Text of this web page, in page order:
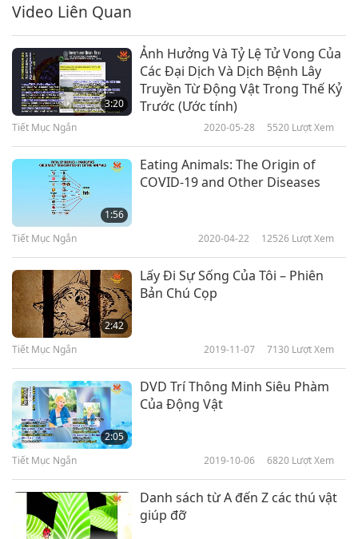
4
1:08
Tiết Mục Ngắn 2017-10-10 3475 Lượt Xem
5
1:27
Áo quốc: Đạo luật Liên bang về
Bảo vệ Động vật
Tiết Mục Ngắn 2017-10-10 3276Lượt Xem
6
1:08
Tiết Mục Ngắn 2017-10-10 3148 Lượt Xem
7
1:07
các Quốc gia Ả Rập Vùng Vịnh
Tiết Mục Ngắn 2017-10-10 3226Lượt Xem
8
1:25
Tiết Mục Ngắn 2017-10-10 3280Lượt Xem
Video Liên Quan
3:20
Ảnh Hưởng Và Tỷ Lệ Tử Vong Của
Các Đại Dịch Và Dịch Bệnh Lây
Truyền Từ Động Vật Trong Thế Kỷ
Trước (Ước tính)
Tiết Mục Ngắn 2020-05-28 5520 Lượt Xem
1:56
Eating Animals: The Origin of
COVID-19 and Other Diseases
Tiết Mục Ngắn 2020-04-22 12526 Lượt Xem
2:42
Lấy Đi Sự Sống Của Tôi – Phiên
Bản Chú Cọp
Tiết Mục Ngắn 2019-11-07 7130 Lượt Xem
2:05
DVD Trí Thông Minh Siêu Phàm
Của Động Vật
Tiết Mục Ngắn 2019-10-06 6820 Lượt Xem
Danh sách từ A đến Z các thú vật
giúp đỡ